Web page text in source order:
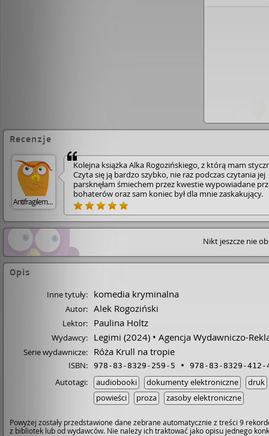
Recenzje
Antifragilemary
Kolejna książka Alka Rogozińskiego, z którą mam
Czyta się ją bardzo szybko, nie raz podczas czytania jej
parsknęłam śmiechem przez kwestie wypowiadane
bohaterów oraz sam koniec był dla mnie zaskakujący.
Nikt jeszcze nie
Opis
Inne tytuły: komedia kryminalna
Autor: Alek Rogoziński
Lektor: Paulina Holtz
Wydawcy: Legimi (2024) Agencja Wydawniczo-
Serie wydawnicze: Róża Krull na tropie
ISBN: 978-83-8329-259-5 978-83-8329-412-
Autotagi: audiobooki dokumenty elektroniczne
druk
powieści
proza zasoby elektroniczne
Powyżej zostały przedstawione dane zebrane automatycznie z treści 9
z bibliotek lub od wydawców. Nie należy ich traktować jako opisu jednego